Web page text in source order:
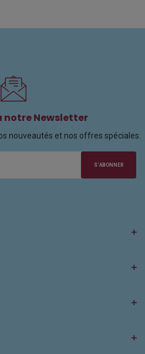
notre Newsletter
nouveautés et nos offres spéciales.
S'ABONNER